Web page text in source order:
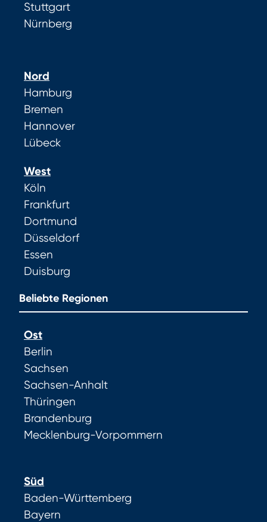
Stuttgart
Nürnberg
Nord
Hamburg
Bremen
Hannover
Lübeck
West
Köln
Frankfurt
Dortmund
Düsseldorf
Essen
Duisburg
Beliebte Regionen
Ost
Berlin
Sachsen
Sachsen-Anhalt
Thüringen
Brandenburg
Mecklenburg-Vorpommern
Süd
Baden-Württemberg
Bayern